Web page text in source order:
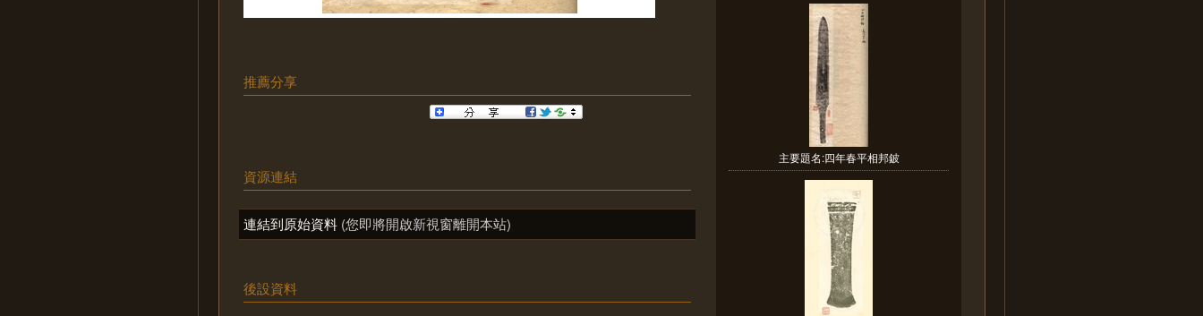
推薦分享
資源連結
連結到原始資料 (您即將開啟新視窗離開本站)
後設資料
主要題名:四年春平相邦鈹